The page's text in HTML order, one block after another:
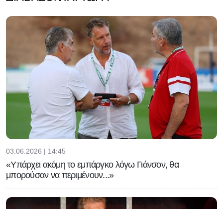
03.06.2026 | 14:45
«Υπάρχει ακόμη το εμπάργκο λόγω Γιάνσον, θα
μπορούσαν να περιμένουν...»